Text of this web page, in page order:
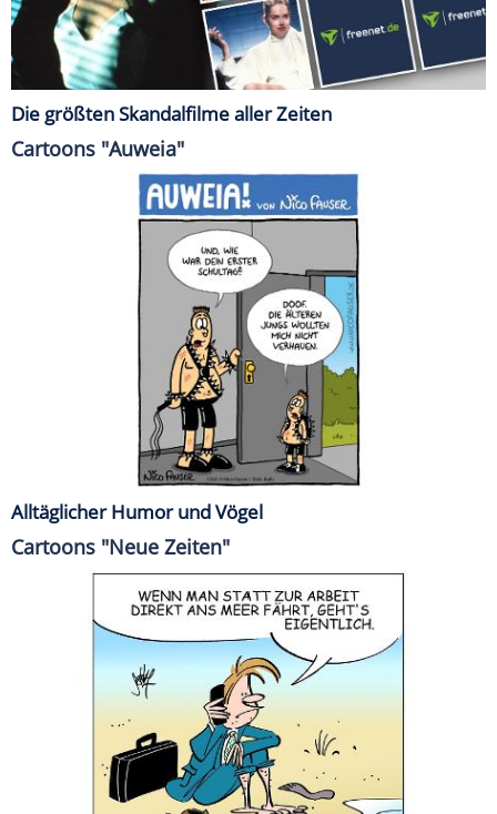
Die größten Skandalfilme aller Zeiten
Cartoons "Auweia"
Alltäglicher Humor und Vögel
Cartoons "Neue Zeiten"